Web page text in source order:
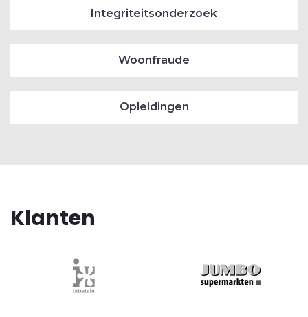
Integriteitsonderzoek
Woonfraude
Opleidingen
Klanten